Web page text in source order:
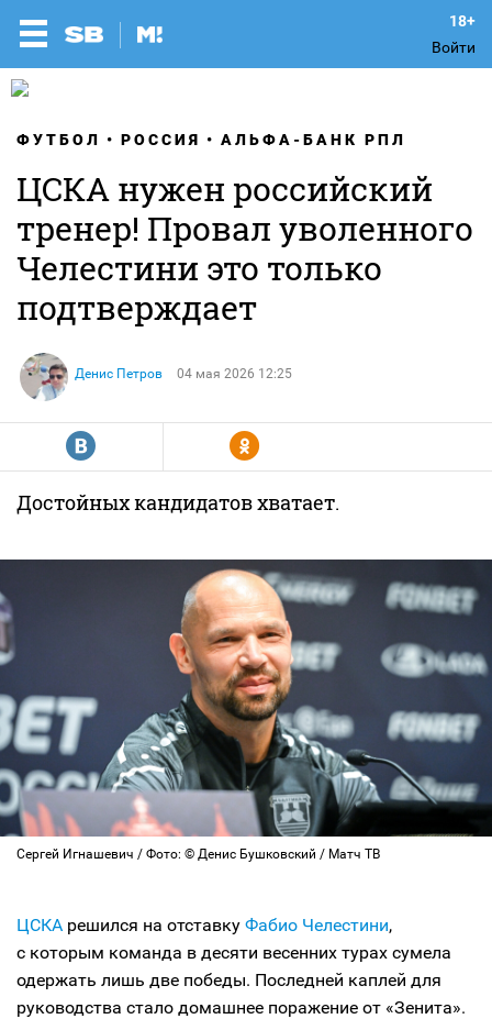
Войти
ФУТБОЛ РОССИЯ АЛЬФА-БАНК РПЛ
ЦСКА нужен российский
тренер! Провал уволенного
Челестини это только
подтверждает
Денис Петров 04 мая 2026 12:25
R Y
Достойных кандидатов хватает.
Сергей Игнашевич / Фото: © Денис Бушковский / Матч ТВ
ЦСКА решился на отставку Фабио Челестини,
с которым команда в десяти весенних турах сумела
одержать лишь две победы. Последней каплей для
руководства стало домашнее поражение от «Зенита».